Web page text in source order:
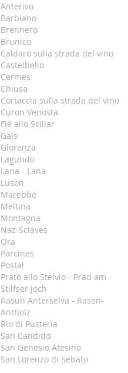
Anterivo
Barbiano
Brennero
Brunico
Caldaro sulla strada del vino
Castelbello
Cermes
Chiusa
Cortaccia sulla strada del vino
Curon Venosta
Fiè allo Sciliar
Gais
Glorenza
Lagundo
Lana - Lana
Luson
Marebbe
Meltina
Montagna
Naz-Sciaves
Ora
Parcines
Postal
Prato allo Stelvio - Prad am
Stilfser Joch
Rasun Anterselva - Rasen-
Antholz
Rio di Pusteria
San Candido
San Genesio Atesino
San Lorenzo di Sebato